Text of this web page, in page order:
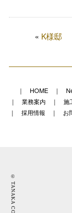
« K様邸
HOME
業務案内
施
採用情報
お